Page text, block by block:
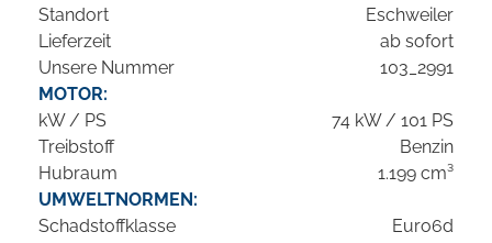
Standort
Eschweiler
Lieferzeit
ab sofort
Unsere Nummer
103_2991
MOTOR:
kW / PS
74 kW / 101 PS
Treibstoff
Benzin
Hubraum
1.199 cm³
UMWELTNORMEN:
Schadstoffklasse
Euro6d